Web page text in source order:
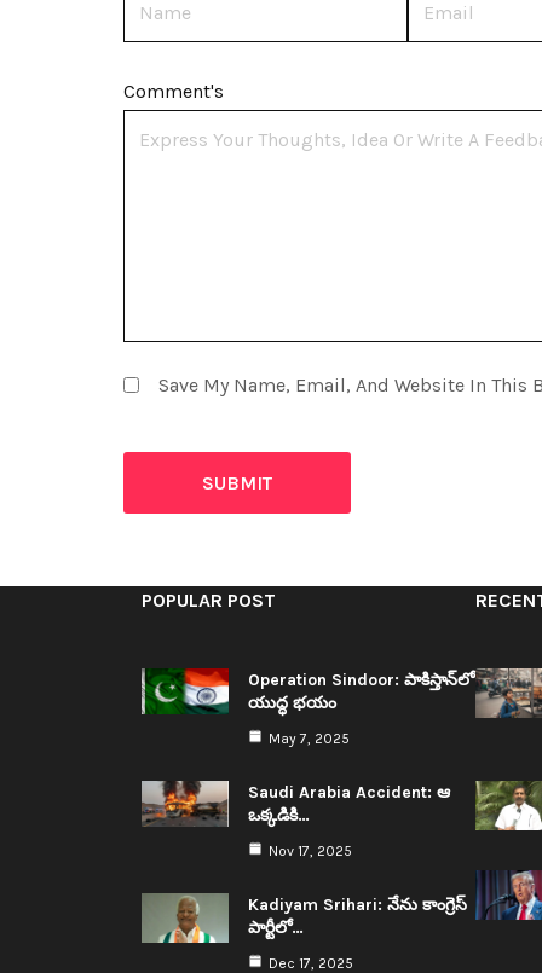
Comment's
Save My Name, Email, And Website In This
POPULAR POST
Operation Sindoor: పాకిస్తాన్‌లో
యుద్ధ భయం
May 7, 2025
Saudi Arabia Accident: ఆ
ఒక్క‌డికి…
Nov 17, 2025
Kadiyam Srihari: నేను కాంగ్రెస్
పార్టీలో…
Dec 17, 2025